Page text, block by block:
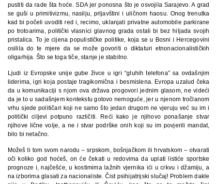
pustiti da rade šta hoće. SDA jer ponosna što je osvojila Sarajevo. A grad
se guši u primitivizmu, nasilju, prljavštini i uličnom haosu. Onog trenutka
kad bi počeli uvoditi red i, recimo, uklanjati privatne automobile parkirane
po trotoarima, politički vlasnici glavnog grada ostali bi bez hiljada svojih
pristalica. To je cijena populističke politike, koja se u Bosni i Hercegovini
osilila do te mjere da se može govoriti o diktaturi etnonacionalističkih
oligarhija. Što se toga tiče, stanje je stabilno.
Ljudi iz Evropske unije gube živce u igri “gluhih telefona” sa ovdašnjim
liderima, igri koja postaje tragikomična i besmislena. Evropa uzalud čeka
da u komunikaciji s njom ova država progovori jednim glasom, ne videći
da je to u sadašnjem kontekstu gotovo nemoguće, jer u njenom tročlanom
vrhu sjede političari koji ne samo što jedan drugom ne vjeruju već su im i
politički ciljevi potpuno različiti. Reći kako je njihovo ponašanje stvar
njihove lične volje, a ne i stvar podrške onih koji su im povjerili mandat,
bilo bi netačno.
Možeš ti tom svom narodu – srpskom, bošnjačkom ili hrvatskom – otvarati
oči koliko god hoćeš, on će čekati u redovima da uplati listiće sportske
prognoze i, najčešće, u kostimima lažnih vjernika ići u crkvu i džamiju, a
na izborima glasati za nacionaliste. Čist psihijatrijski slučaj! Problem dakle